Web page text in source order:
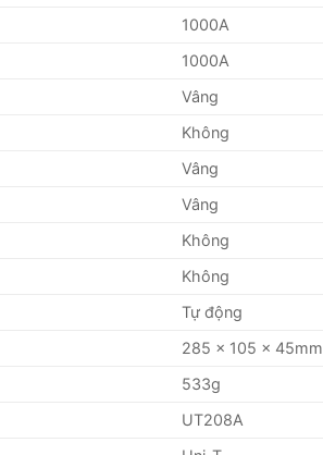
1000A
1000A
Vâng
Không
Vâng
Vâng
Không
Không
Tự động
285 x 105 x 45mm
533g
UT208A